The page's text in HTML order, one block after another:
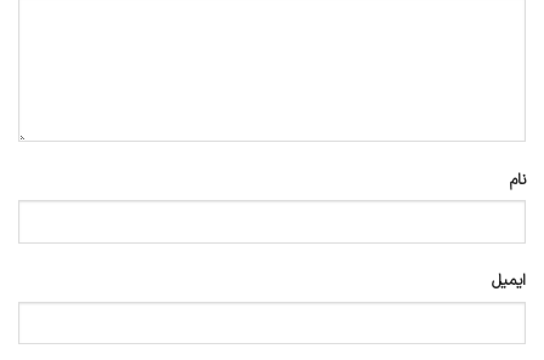
نام
ایمیل